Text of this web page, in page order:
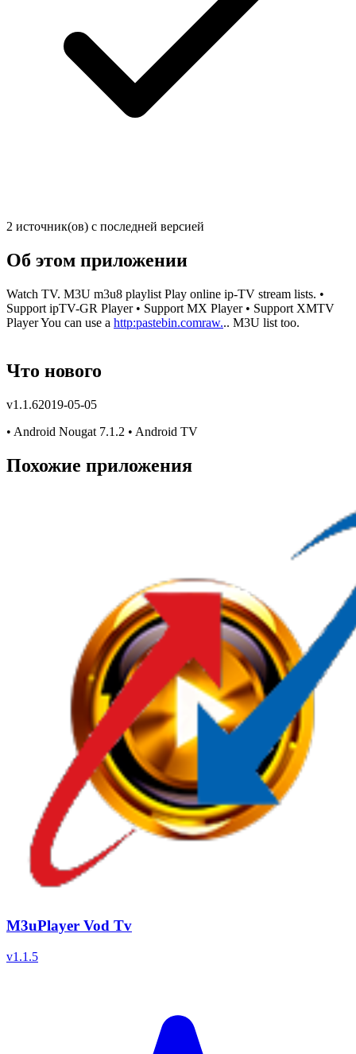
2 источник(ов) с последней версией
Об этом приложении
Watch TV. M3U m3u8 playlist Play online ip-TV stream lists. •
Support ipTV-GR Player • Support MX Player • Support XMTV
Player You can use a http:pastebin.comraw... M3U list too.
Что нового
v1.1.62019-05-05
• Android Nougat 7.1.2 • Android TV
Похожие приложения
M3uPlayer Vod Tv
v1.1.5